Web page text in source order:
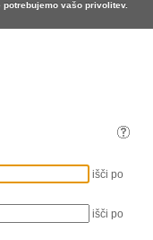
vašo privolitev.
išči po
išči po